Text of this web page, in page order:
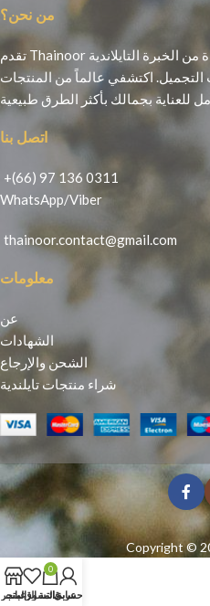
من نحن؟
تقدم Thainoor منتجات تجميل أصلية مستوحاة من الخبرة التايلاندية
اكتشفي عالماً من المنتجات
اتصل بنا
+(66) 97 136 0311
WhatsApp/Viber
thainoor.contact@gmail.com
معلومات
عن
الشهادات
الشحن والإرجاع
شراء منتجات تايلندية
Copyright ©
المتجر
قائمة الرغبات
0
عربة التسوق
حسابي